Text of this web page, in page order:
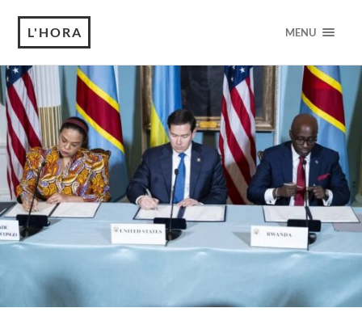
L'HORA MENU